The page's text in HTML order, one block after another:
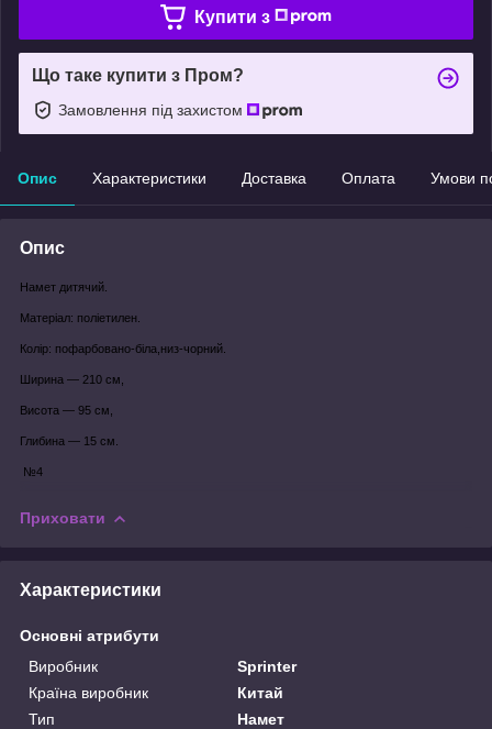
Купити з
Що таке купити з Пром?
Замовлення під захистом
Опис Характеристики Доставка Оплата Умови
Опис
Намет дитячий.
Матеріал: поліетилен.
Колір: пофарбовано-біла,низ-чорний.
Ширина — 210 см,
Висота — 95 см,
Глибина — 15 см.
№4
Приховати
Характеристики
Основні атрибути
Виробник
Sprinter
Країна виробник
Китай
Тип
Намет